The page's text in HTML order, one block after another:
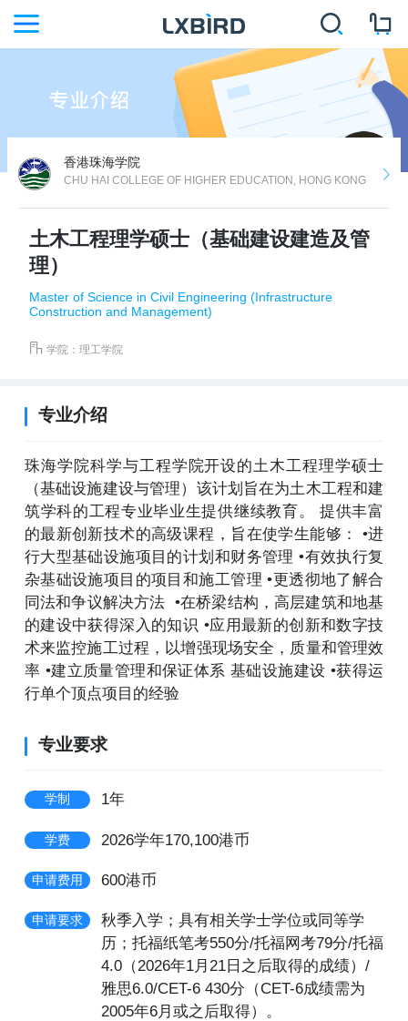
香港珠海学院
CHU HAI COLLEGE OF HIGHER EDUCATION, HONG KONG
土木工程理学硕士（基础建设建造及管
理）
Master of Science in Civil Engineering (Infrastructure
Construction and Management)
学院：理工学院
专业介绍
珠海学院科学与工程学院开设的土木工程理学硕士
（基础设施建设与管理）该计划旨在为土木工程和建
筑学科的工程专业毕业生提供继续教育。 提供丰富
的最新创新技术的高级课程，旨在使学生能够： •进
行大型基础设施项目的计划和财务管理 •有效执行复
杂基础设施项目的项目和施工管理 •更透彻地了解合
同法和争议解决方法 •在桥梁结构，高层建筑和地基
的建设中获得深入的知识 •应用最新的创新和数字技
术来监控施工过程，以增强现场安全，质量和管理效
率 •建立质量管理和保证体系 基础设施建设 •获得运
行单个顶点项目的经验
专业要求
学制 1年
学费 2026学年170,100港币
申请费用 600港币
申请要求
秋季入学；具有相关学士学位或同等学
历；托福纸笔考550分/托福网考79分/托福
4.0（2026年1月21日之后取得的成绩）/
雅思6.0/CET-6 430分（CET-6成绩需为
2005年6月或之后取得）。